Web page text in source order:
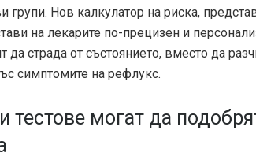
Нов калкулатор на риска,
на лекарите по-прецизен и
страда от състоянието, вместо да
симптомите на рефлукс.
тестове могат да